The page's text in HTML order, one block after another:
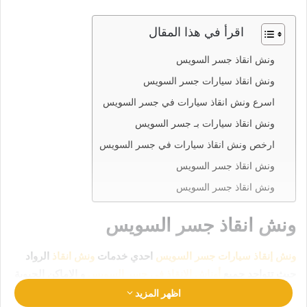
اقرأ في هذا المقال
ونش انقاذ جسر السويس
ونش انقاذ سيارات جسر السويس
اسرع ونش انقاذ سيارات في جسر السويس
ونش انقاذ سيارات بـ جسر السويس
ارخص ونش انقاذ سيارات في جسر السويس
ونش انقاذ جسر السويس
ونش انقاذ جسر السويس
ونش انقاذ جسر السويس
ونش إنقاذ سيارات جسر السويس احدي خدمات ونش انقاذ الرواد
ليكن انقاذ سيارتك في امان تام وراحة رقم ونش انقاذ جسر السويساظهر المزيد